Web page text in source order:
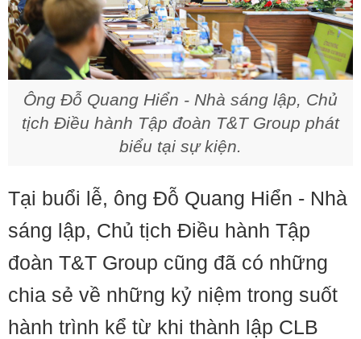
Ông Đỗ Quang Hiển - Nhà sáng lập, Chủ
tịch Điều hành Tập đoàn T&T Group phát
biểu tại sự kiện.
Tại buổi lễ, ông Đỗ Quang Hiển - Nhà
sáng lập, Chủ tịch Điều hành Tập
đoàn T&T Group cũng đã có những
chia sẻ về những kỷ niệm trong suốt
hành trình kể từ khi thành lập CLB